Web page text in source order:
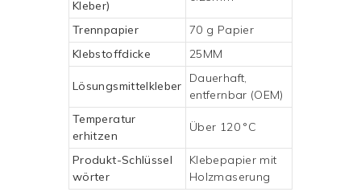
Kleber)
Trennpapier
70 g Papier
Klebstoffdicke
25MM
Lösungsmittelkleber
Dauerhaft,
entfernbar (OEM)
Temperatur
erhitzen
Über 120 °C
Produkt-Schlüssel
wörter
Klebepapier mit
Holzmaserung